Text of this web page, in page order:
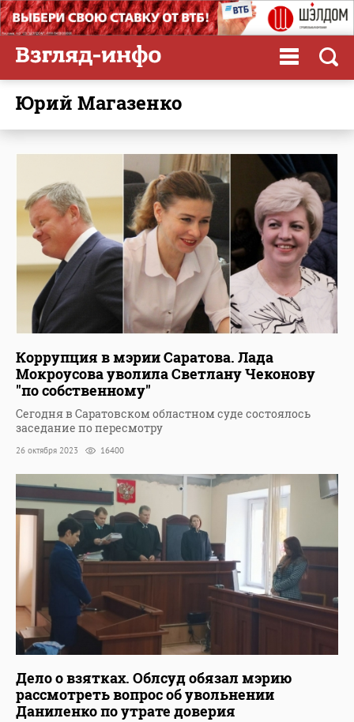
Юрий Магазенко
Коррупция в мэрии Саратова. Лада
Мокроусова уволила Светлану Чеконову
"по собственному"
Сегодня в Саратовском областном суде состоялось
заседание по пересмотру
26 октября 2023 16400
Дело о взятках. Облсуд обязал мэрию
рассмотреть вопрос об увольнении
Даниленко по утрате доверия